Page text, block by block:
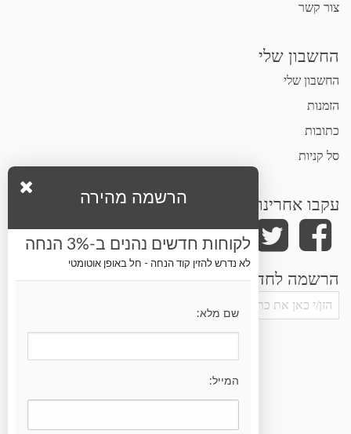
צור קשר
החשבון שלי
החשבון שלי
הזמנות
כתובות
סל קניות
עקבו אחרינו
הרשמה לחדשות ועדכונים
הרשמה מהירה
לקוחות חדשים נהנים ב-3% הנחה
לא נדרש להזין קוד הנחה - חל באופן אוטומטי
שם מלא:
המייל: